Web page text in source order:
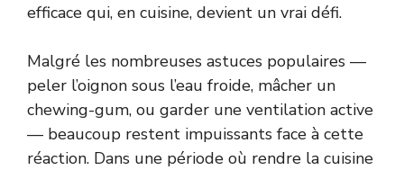
efficace qui, en cuisine, devient un vrai défi.
Malgré les nombreuses astuces populaires —
peler l’oignon sous l’eau froide, mâcher un
chewing-gum, ou garder une ventilation active
— beaucoup restent impuissants face à cette
réaction. Dans une période où rendre la cuisine